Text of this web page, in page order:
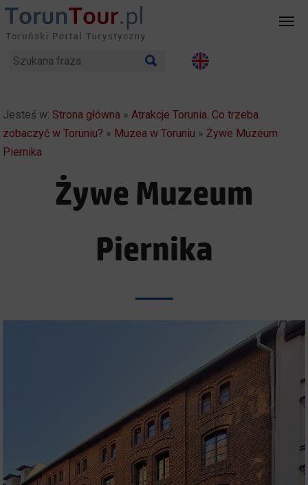
Jesteś w: Strona główna »Atrakcje Torunia. Co trzeba
zobaczyć w Toruniu? » Muzea w Toruniu » Żywe Muzeum
Piernika
Żywe Muzeum
Piernika